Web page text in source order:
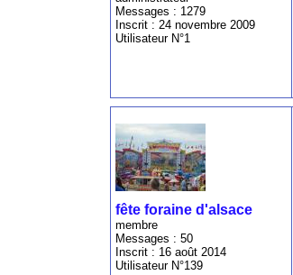
Messages : 1279
Inscrit : 24 novembre 2009
Utilisateur N°1
fête foraine d'alsace
membre
Messages : 50
Inscrit : 16 août 2014
Utilisateur N°139